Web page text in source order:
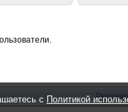
от МоБуКи)
с Политикой